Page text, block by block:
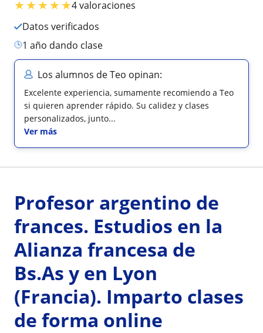
★★★★★4 valoraciones
Datos verificados
1 año dando clase
Los alumnos de Teo opinan:
Excelente experiencia, sumamente recomiendo a Teo
si quieren aprender rápido. Su calidez y clases
personalizados, junto...
Ver más
Profesor argentino de
frances. Estudios en la
Alianza francesa de
Bs.As y en Lyon
(Francia). Imparto clases
de forma online